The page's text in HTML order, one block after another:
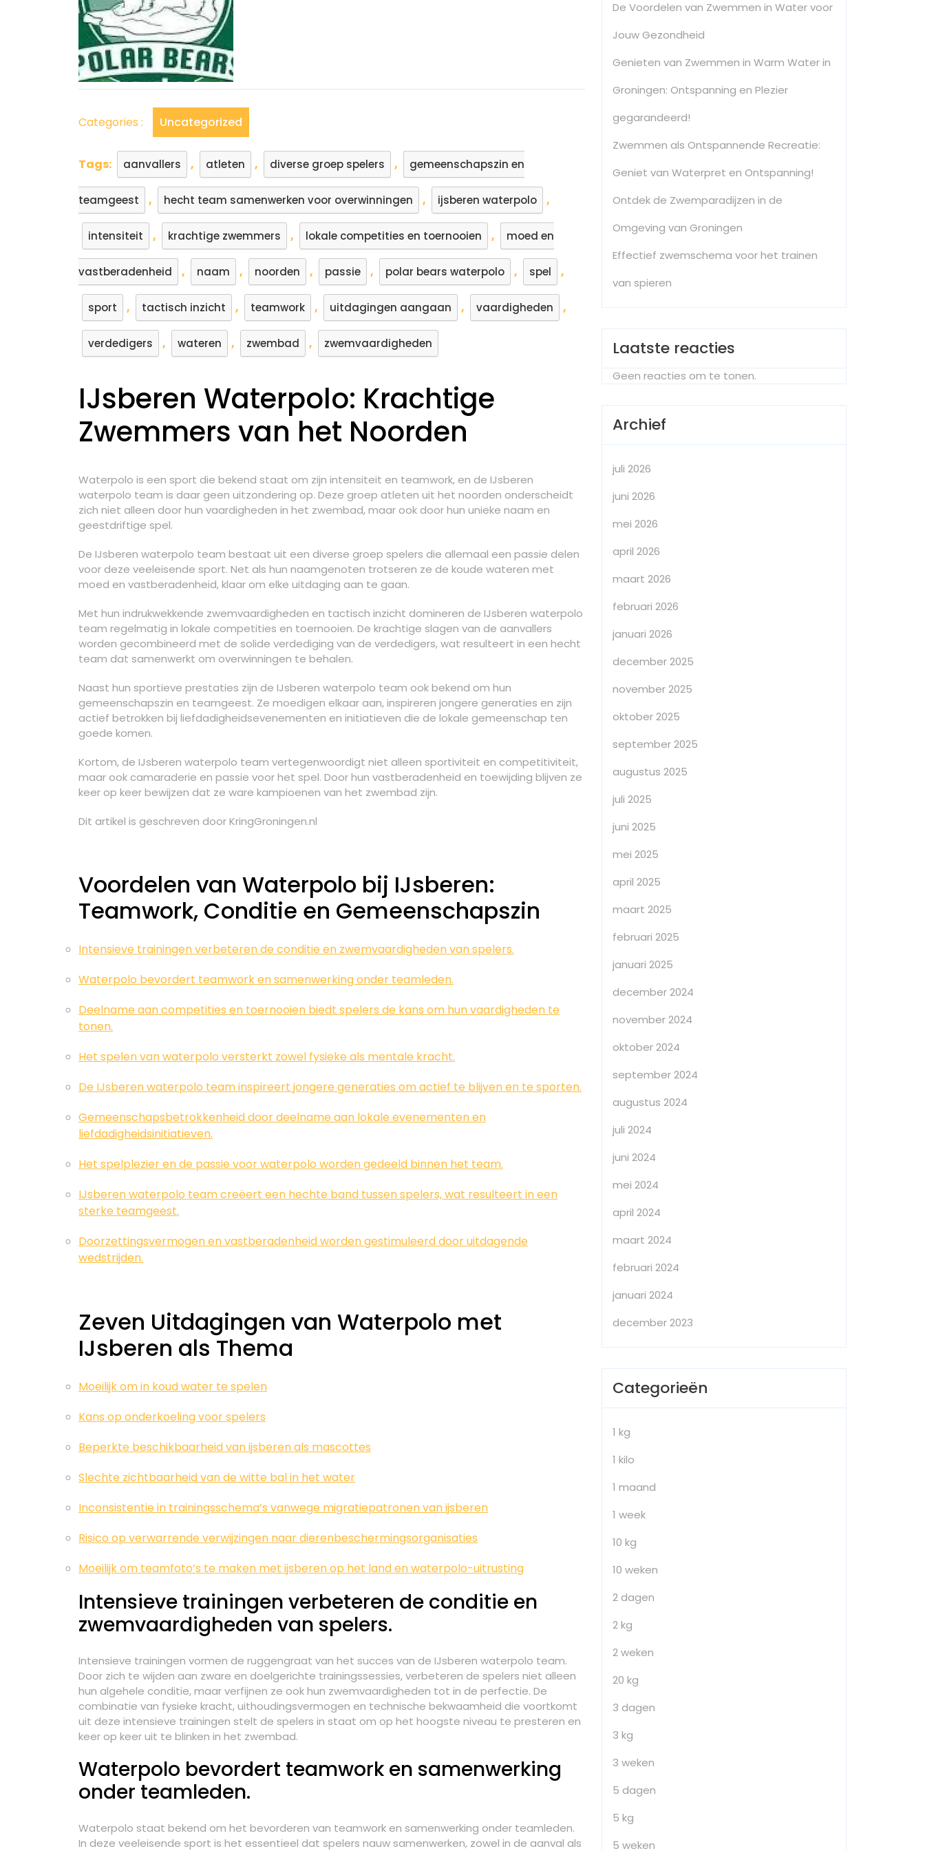
Categories : Uncategorized
Tags: aanvallers , atleten , diverse groep spelers , gemeenschapszin en
teamgeest , hecht team samenwerken voor overwinningen , ijsberen waterpolo ,
intensiteit , krachtige zwemmers , lokale competities en toernooien , moed en
vastberadenheid , naam , noorden , passie , polar bears waterpolo , spel ,
sport , tactisch inzicht , teamwork , uitdagingen aangaan , vaardigheden ,
verdedigers , wateren , zwembad , zwemvaardigheden
IJsberen Waterpolo: Krachtige
Zwemmers van het Noorden
Waterpolo is een sport die bekend staat om zijn intensiteit en teamwork, en de IJsberen
waterpolo team is daar geen uitzondering op. Deze groep atleten uit het noorden onderscheidt
zich niet alleen door hun vaardigheden in het zwembad, maar ook door hun unieke naam en
geestdriftige spel.
De IJsberen waterpolo team bestaat uit een diverse groep spelers die allemaal een passie delen
voor deze veeleisende sport. Net als hun naamgenoten trotseren ze de koude wateren met
moed en vastberadenheid, klaar om elke uitdaging aan te gaan.
Met hun indrukwekkende zwemvaardigheden en tactisch inzicht domineren de IJsberen waterpolo
team regelmatig in lokale competities en toernooien. De krachtige slagen van de aanvallers
worden gecombineerd met de solide verdediging van de verdedigers, wat resulteert in een hecht
team dat samenwerkt om overwinningen te behalen.
Naast hun sportieve prestaties zijn de IJsberen waterpolo team ook bekend om hun
gemeenschapszin en teamgeest. Ze moedigen elkaar aan, inspireren jongere generaties en zijn
actief betrokken bij liefdadigheidsevenementen en initiatieven die de lokale gemeenschap ten
goede komen.
Kortom, de IJsberen waterpolo team vertegenwoordigt niet alleen sportiviteit en competitiviteit,
maar ook camaraderie en passie voor het spel. Door hun vastberadenheid en toewijding blijven ze
keer op keer bewijzen dat ze ware kampioenen van het zwembad zijn.
Dit artikel is geschreven door KringGroningen.nl
Voordelen van Waterpolo bij IJsberen:
Teamwork, Conditie en Gemeenschapszin
Intensieve trainingen verbeteren de conditie en zwemvaardigheden van spelers.
Waterpolo bevordert teamwork en samenwerking onder teamleden.
Deelname aan competities en toernooien biedt spelers de kans om hun vaardigheden te
tonen.
Het spelen van waterpolo versterkt zowel fysieke als mentale kracht.
De IJsberen waterpolo team inspireert jongere generaties om actief te blijven en te sporten.
Gemeenschapsbetrokkenheid door deelname aan lokale evenementen en
liefdadigheidsinitiatieven.
Het spelplezier en de passie voor waterpolo worden gedeeld binnen het team.
IJsberen waterpolo team creëert een hechte band tussen spelers, wat resulteert in een
sterke teamgeest.
Doorzettingsvermogen en vastberadenheid worden gestimuleerd door uitdagende
wedstrijden.
Zeven Uitdagingen van Waterpolo met
IJsberen als Thema
Moeilijk om in koud water te spelen
Kans op onderkoeling voor spelers
Beperkte beschikbaarheid van ijsberen als mascottes
Slechte zichtbaarheid van de witte bal in het water
Inconsistentie in trainingsschema’s vanwege migratiepatronen van ijsberen
Risico op verwarrende verwijzingen naar dierenbeschermingsorganisaties
Moeilijk om teamfoto’s te maken met ijsberen op het land en waterpolo-uitrusting
Intensieve trainingen verbeteren de conditie en
zwemvaardigheden van spelers.
Intensieve trainingen vormen de ruggengraat van het succes van de IJsberen waterpolo team.
Door zich te wijden aan zware en doelgerichte trainingssessies, verbeteren de spelers niet alleen
hun algehele conditie, maar verfijnen ze ook hun zwemvaardigheden tot in de perfectie. De
combinatie van fysieke kracht, uithoudingsvermogen en technische bekwaamheid die voortkomt
uit deze intensieve trainingen stelt de spelers in staat om op het hoogste niveau te presteren en
keer op keer uit te blinken in het zwembad.
Waterpolo bevordert teamwork en samenwerking
onder teamleden.
Waterpolo staat bekend om het bevorderen van teamwork en samenwerking onder teamleden.
In deze veeleisende sport is het essentieel dat spelers nauw samenwerken, zowel in de aanval als
De Voordelen van Zwemmen in Water voor
Jouw Gezondheid
Genieten van Zwemmen in Warm Water in
Groningen: Ontspanning en Plezier
gegarandeerd!
Zwemmen als Ontspannende Recreatie:
Geniet van Waterpret en Ontspanning!
Ontdek de Zwemparadijzen in de
Omgeving van Groningen
Effectief zwemschema voor het trainen
van spieren
Laatste reacties
Geen reacties om te tonen.
Archief
juli 2026
juni 2026
mei 2026
april 2026
maart 2026
februari 2026
januari 2026
december 2025
november 2025
oktober 2025
september 2025
augustus 2025
juli 2025
juni 2025
mei 2025
april 2025
maart 2025
februari 2025
januari 2025
december 2024
november 2024
oktober 2024
september 2024
augustus 2024
juli 2024
juni 2024
mei 2024
april 2024
maart 2024
februari 2024
januari 2024
december 2023
Categorieën
1 kg
1 kilo
1 maand
1 week
10 kg
10 weken
2 dagen
2 kg
2 weken
20 kg
3 dagen
3 kg
3 weken
5 dagen
5 kg
5 weken